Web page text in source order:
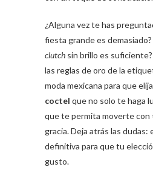
¿Alguna vez te has
fiesta grande es
clutch sin brillo es
las reglas de oro de la
moda mexicana para que
coctel que no solo te haga
que te permita moverte con
gracia. Deja atrás las dudas:
definitiva para que tu
gusto.